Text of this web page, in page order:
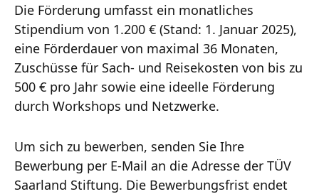
Die Förderung umfasst ein monatliches
Stipendium von 1.200 € (Stand: 1. Januar 2025),
eine Förderdauer von maximal 36 Monaten,
Zuschüsse für Sach- und Reisekosten von bis zu
500 € pro Jahr sowie eine ideelle Förderung
durch Workshops und Netzwerke.
Um sich zu bewerben, senden Sie Ihre
Bewerbung per E-Mail an die Adresse der TÜV
Saarland Stiftung. Die Bewerbungsfrist endet